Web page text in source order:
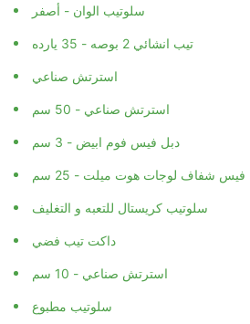
سلوتيب الوان - أصفر
تيب انشائي 2 بوصه - 35 يارده
استرتش صناعي
استرتش صناعي - 50 سم
دبل فيس فوم ابيض - 3 سم
فيس شفاف لوجات هوت ميلت - 25 سم
سلوتيب كريستال للتعبه و التغليف
داكت تيب فضي
استرتش صناعي - 10 سم
سلوتيب مطبوع